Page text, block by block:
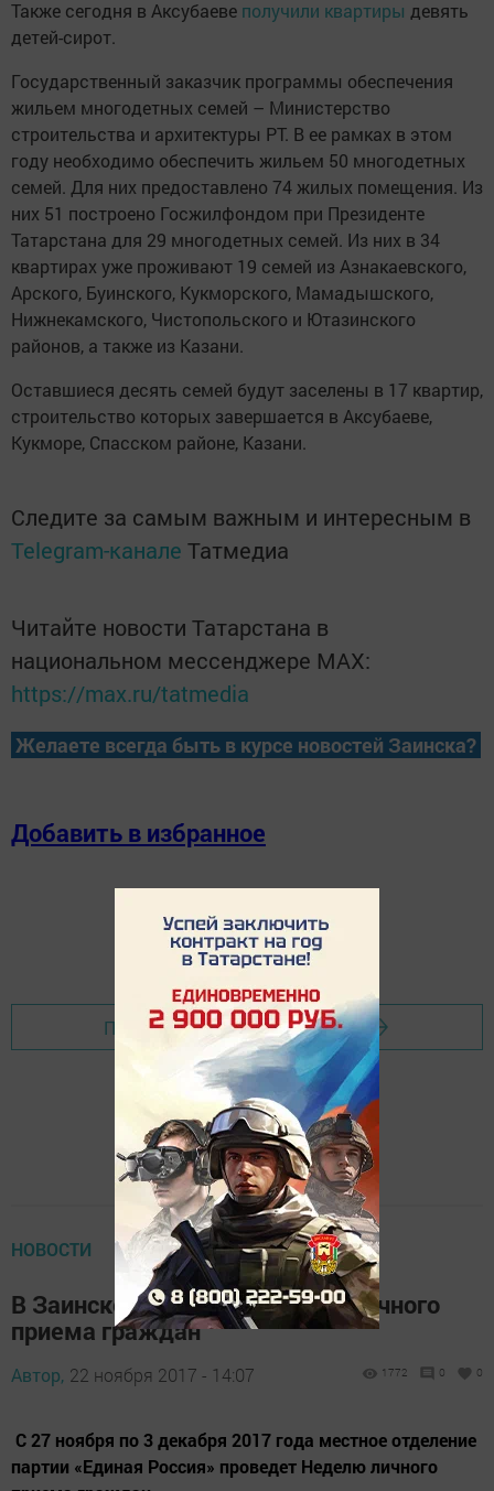
Также сегодня в Аксубаеве получили квартиры девять
детей-сирот.
Государственный заказчик программы обеспечения
жильем многодетных семей – Министерство
строительства и архитектуры РТ. В ее рамках в этом
году необходимо обеспечить жильем 50 многодетных
семей. Для них предоставлено 74 жилых помещения. Из
них 51 построено Госжилфондом при Президенте
Татарстана для 29 многодетных семей. Из них в 34
квартирах уже проживают 19 семей из Азнакаевского,
Арского, Буинского, Кукморского, Мамадышского,
Нижнекамского, Чистопольского и Ютазинского
районов, а также из Казани.
Оставшиеся десять семей будут заселены в 17 квартир,
строительство которых завершается в Аксубаеве,
Кукморе, Спасском районе, Казани.
Следите за самым важным и интересным в
Telegram-канале Татмедиа
Читайте новости Татарстана в
национальном мессенджере MАХ:
https://max.ru/tatmedia
Желаете всегда быть в курсе новостей Заинска?
Добавить в избранное
Перейти на страницу новости
НОВОСТИ
В Заинске объявлена Неделя личного
приема граждан
Автор, 22 ноября 2017 - 14:07 1772 0 0
С 27 ноября по 3 декабря 2017 года местное отделение
партии «Единая Россия» проведет Неделю личного